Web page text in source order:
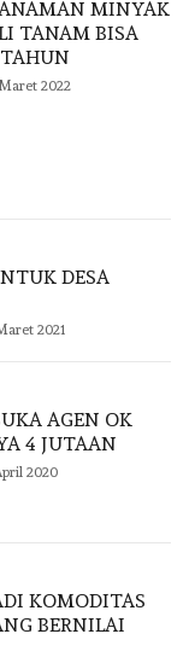
MINYAK
TANAM BISA
2022
DESA
2021
AGEN OK
4 JUTAAN
2020
KOMODITAS
BERNILAI